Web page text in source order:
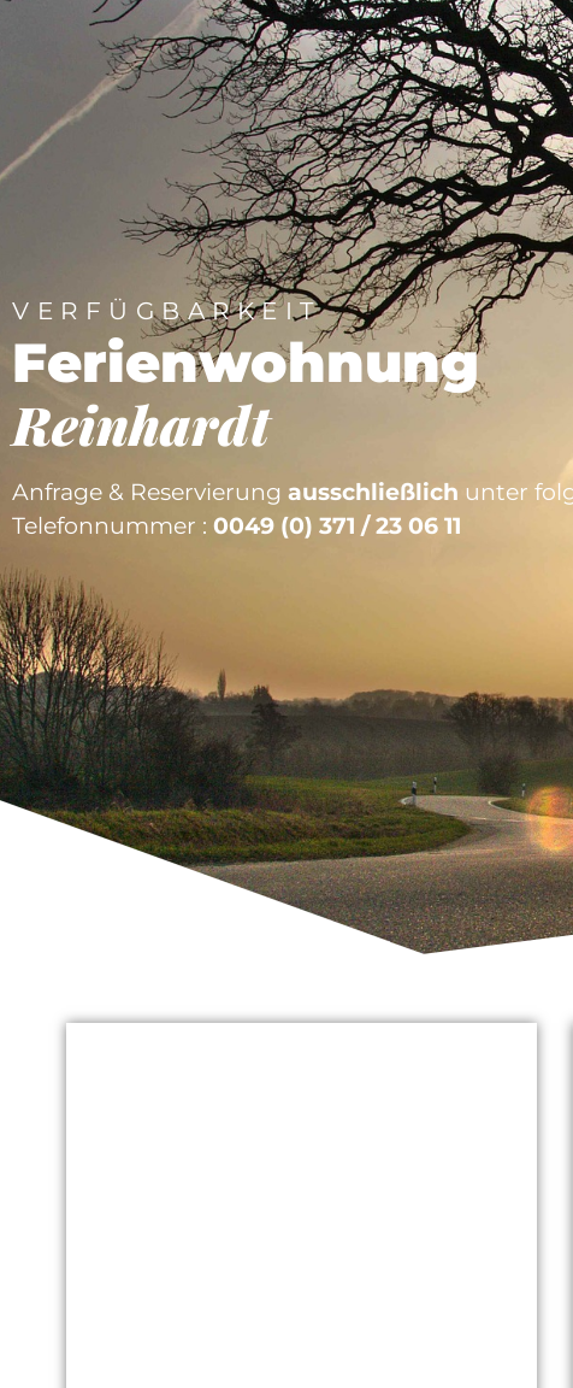
VERFÜGBARKEIT
Ferienwohnung
Reinhardt
Anfrage & Reservierung ausschließlich unter
Telefonnummer : 0049 (0) 371 / 23 06 11